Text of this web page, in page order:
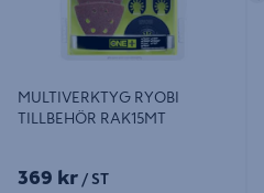
MULTIVERKTYG RYOBI
TILLBEHÖR RAK15MT
369 kr / ST